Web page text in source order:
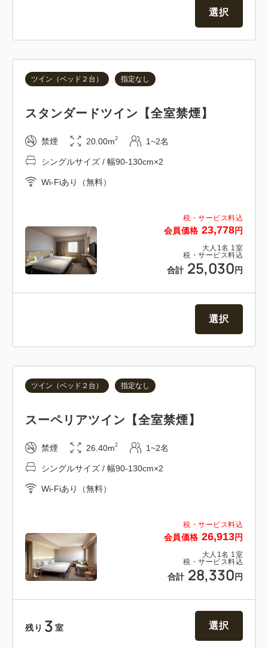
■最上階に大浴場をご用意。無料でご利用いただけま
選択
税・サービス料込
会員価格 23,778円
大人 1 名 1 室
税・サービス料込
合計 25,030円
ツイン（ベッド２台） 指定なし
スタンダードツイン【全室禁煙】
禁煙 20.00m2 1~2名
シングルサイズ / 幅90-130cm×2
Wi-Fiあり（無料）
選択
税・サービス料込
会員価格 26,913円
大人 1 名 1 室
税・サービス料込
合計 28,330円
ツイン（ベッド２台） 指定なし
スーペリアツイン【全室禁煙】
禁煙 26.40m2 1~2名
シングルサイズ / 幅90-130cm×2
Wi-Fiあり（無料）
残り 3 室 選択